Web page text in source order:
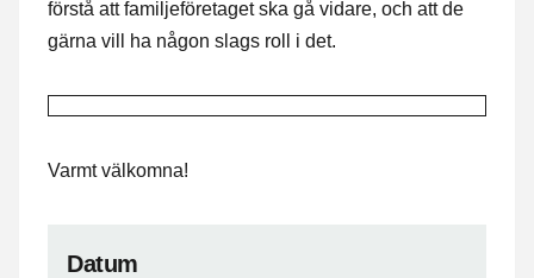
förstå att familjeföretaget ska gå vidare, och att de
gärna vill ha någon slags roll i det.
Varmt välkomna!
Datum